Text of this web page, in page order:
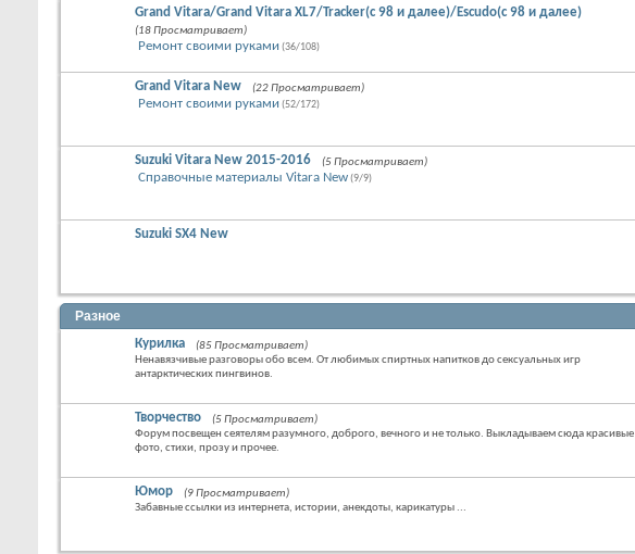
Grand Vitara/Grand Vitara XL7/Tracker(с 98 и далее)/Escudo(с 98 и далее)
(18 Просматривает)
Ремонт своими руками(36/108)
Grand Vitara New (22 Просматривает)
Ремонт своими руками(52/172)
Suzuki Vitara New 2015-2016 (5 Просматривает)
Справочные материалы Vitara New(9/9)
Suzuki SX4 New
Разное
Курилка
(85 Просматривает)
Ненавязчивые разговоры обо всем. От любимых спиртных напитков до сексуальных игр
антарктических пингвинов.
Творчество
(5 Просматривает)
Форум посвещен сеятелям разумного, доброго, вечного и не только. Выкладываем сюда красивые
фото, стихи, прозу и прочее.
Юмор
(9 Просматривает)
Забавные ссылки из интернета, истории, анекдоты, карикатуры ...